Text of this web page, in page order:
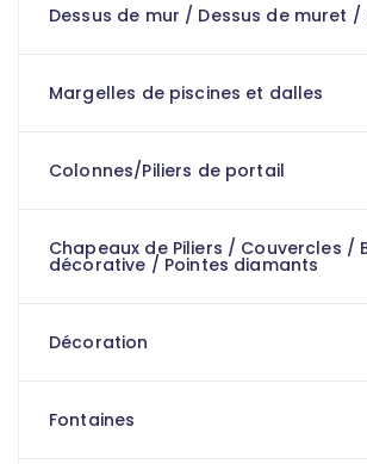
Dessus de mur / Dessus de muret /
Margelles de piscines et dalles
Colonnes/Piliers de portail
Chapeaux de Piliers / Couvercles /
décorative / Pointes diamants
Décoration
Fontaines